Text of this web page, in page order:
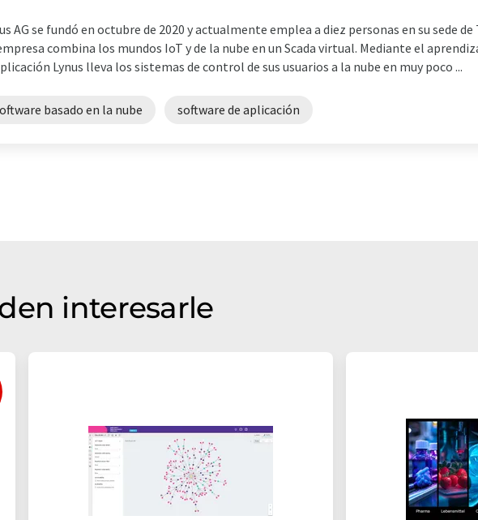
AG se fundó en octubre de 2020 y actualmente emplea a diez personas en su sede de
combina los mundos IoT y de la nube en un Scada virtual. Mediante el
Lynus lleva los sistemas de control de sus usuarios a la nube en muy poco ...
basado en la nube software de aplicación
interesarle